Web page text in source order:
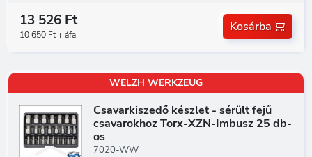
13 526 Ft
10 650 Ft + áfa
Kosárba
WELZH WERKZEUG
Csavarkiszedő készlet - sérült fejű
csavarokhoz Torx-XZN-Imbusz 25 db-
os
7020-WW